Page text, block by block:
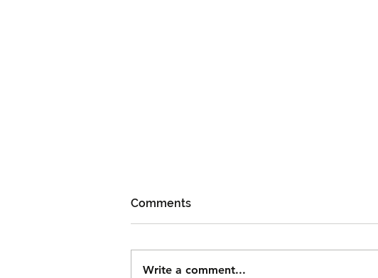
Comments
Write a comment...